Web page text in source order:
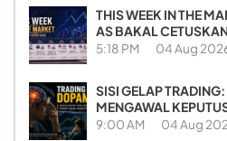
THIS WEEK IN THE
AS BAKAL
5:18 PM 04 Aug
SISI GELAP
MENGAWAL
9:00 AM 04 Aug